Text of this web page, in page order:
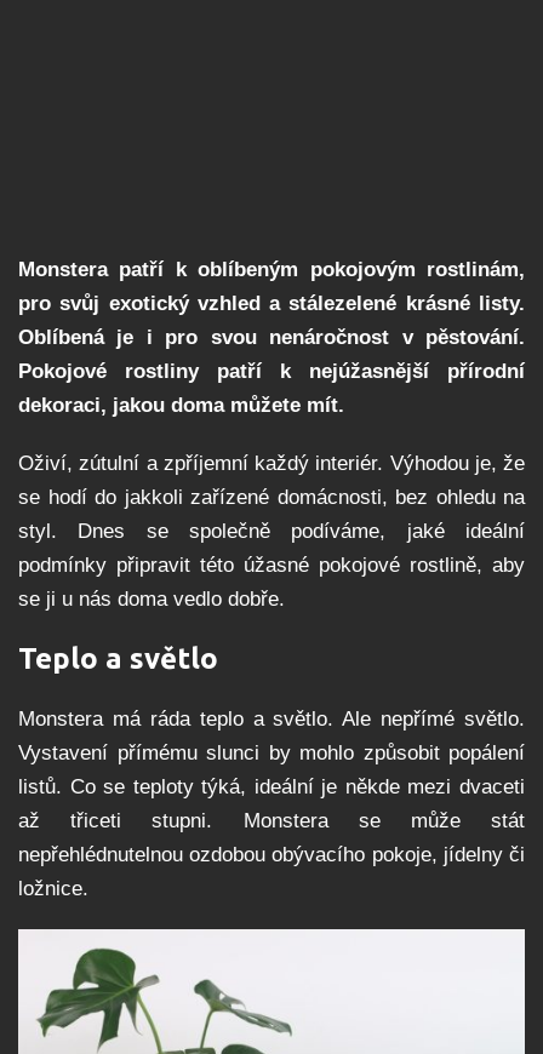
Monstera patří k oblíbeným pokojovým rostlinám,
pro svůj exotický vzhled a stálezelené krásné listy.
Oblíbená je i pro svou nenáročnost v pěstování.
Pokojové rostliny patří k nejúžasnější přírodní
dekoraci, jakou doma můžete mít.
Oživí, zútulní a zpříjemní každý interiér. Výhodou je, že
se hodí do jakkoli zařízené domácnosti, bez ohledu na
styl. Dnes se společně podíváme, jaké ideální
podmínky připravit této úžasné pokojové rostlině, aby
se ji u nás doma vedlo dobře.
Teplo a světlo
Monstera má ráda teplo a světlo. Ale nepřímé světlo.
Vystavení přímému slunci by mohlo způsobit popálení
listů. Co se teploty týká, ideální je někde mezi dvaceti
až třiceti stupni. Monstera se může stát
nepřehlédnutelnou ozdobou obývacího pokoje, jídelny či
ložnice.